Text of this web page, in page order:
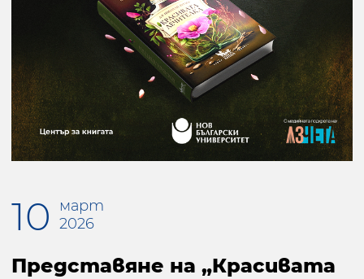
10
март
2026
Представяне на „Красивата